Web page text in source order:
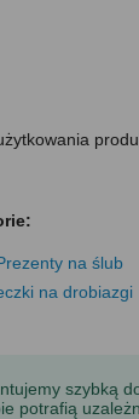
na ślub
na drobiazgi
szybką
potrafią